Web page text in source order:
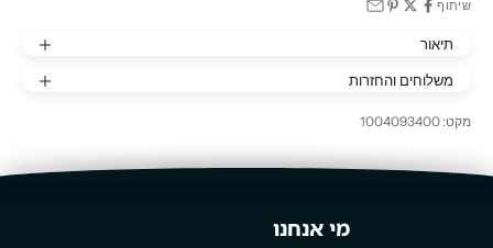
שיתוף
תיאור
משלוחים והחזרות
מקט: 1004093400
מי אנחנו